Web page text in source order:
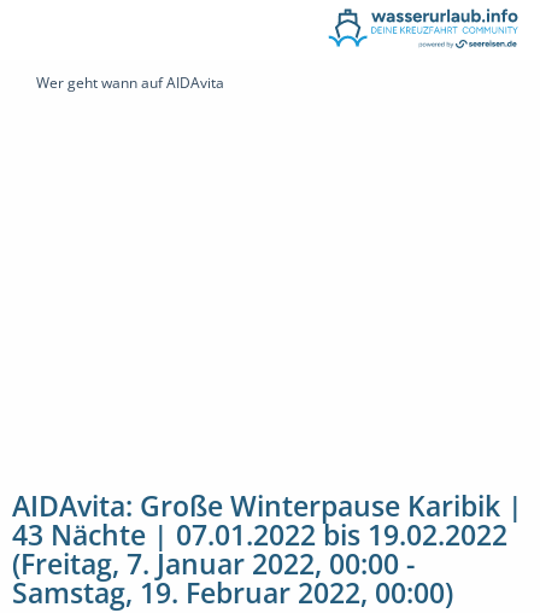
Wer geht wann auf AIDAvita
AIDAvita: Große Winterpause Karibik |
43 Nächte | 07.01.2022 bis 19.02.2022
(Freitag, 7. Januar 2022, 00:00 -
Samstag, 19. Februar 2022, 00:00)